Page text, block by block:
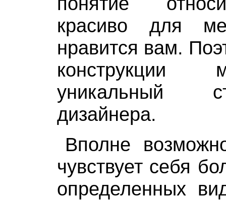
красиво для
нравится вам.
конструкции
уникальный
дизайнера.
Вполне
чувствует себя
определенных